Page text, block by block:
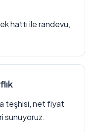
hattı ile randevu,
teşhisi, net fiyat
sunuyoruz.